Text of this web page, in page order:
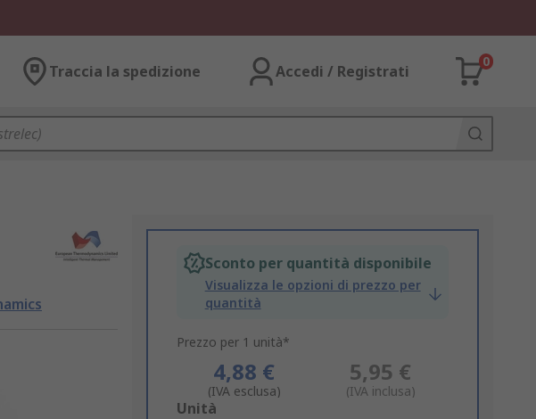
Traccia la spedizione Accedi / Registrati
0
Sconto per quantità disponibile
Visualizza le opzioni di prezzo per
quantità
Prezzo per 1 unità*
4,88 €
(IVA esclusa)
5,95 €
(IVA inclusa)
Add
Unità